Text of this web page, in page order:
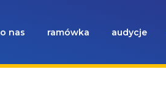
o nas ramówka audycje